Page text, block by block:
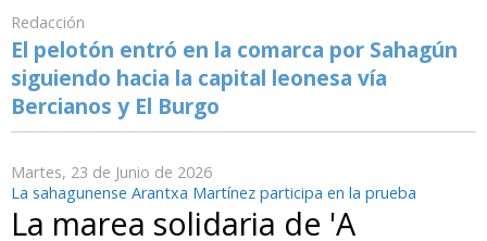
Redacción
El pelotón entró en la comarca por Sahagún
siguiendo hacia la capital leonesa vía
Bercianos y El Burgo
Martes, 23 de Junio de 2026
La sahagunense Arantxa Martínez participa en la prueba
La marea solidaria de 'A